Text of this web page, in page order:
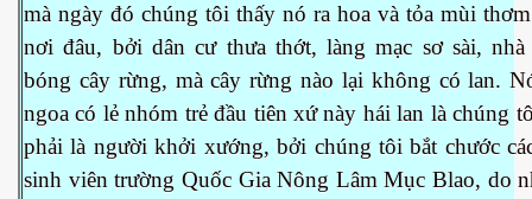
mà ngày đó chúng tôi thấy nó ra hoa và tỏa mùi
nơi đâu, bởi dân cư thưa thớt, làng mạc sơ sài, nhà
bóng cây rừng, mà cây rừng nào lại không có lan.
ngoa có lẻ nhóm trẻ đầu tiên xứ này hái lan là chúng
phải là người khởi xướng, bởi chúng tôi bắt chước
sinh viên trường Quốc Gia Nông Lâm Mục Blao, do